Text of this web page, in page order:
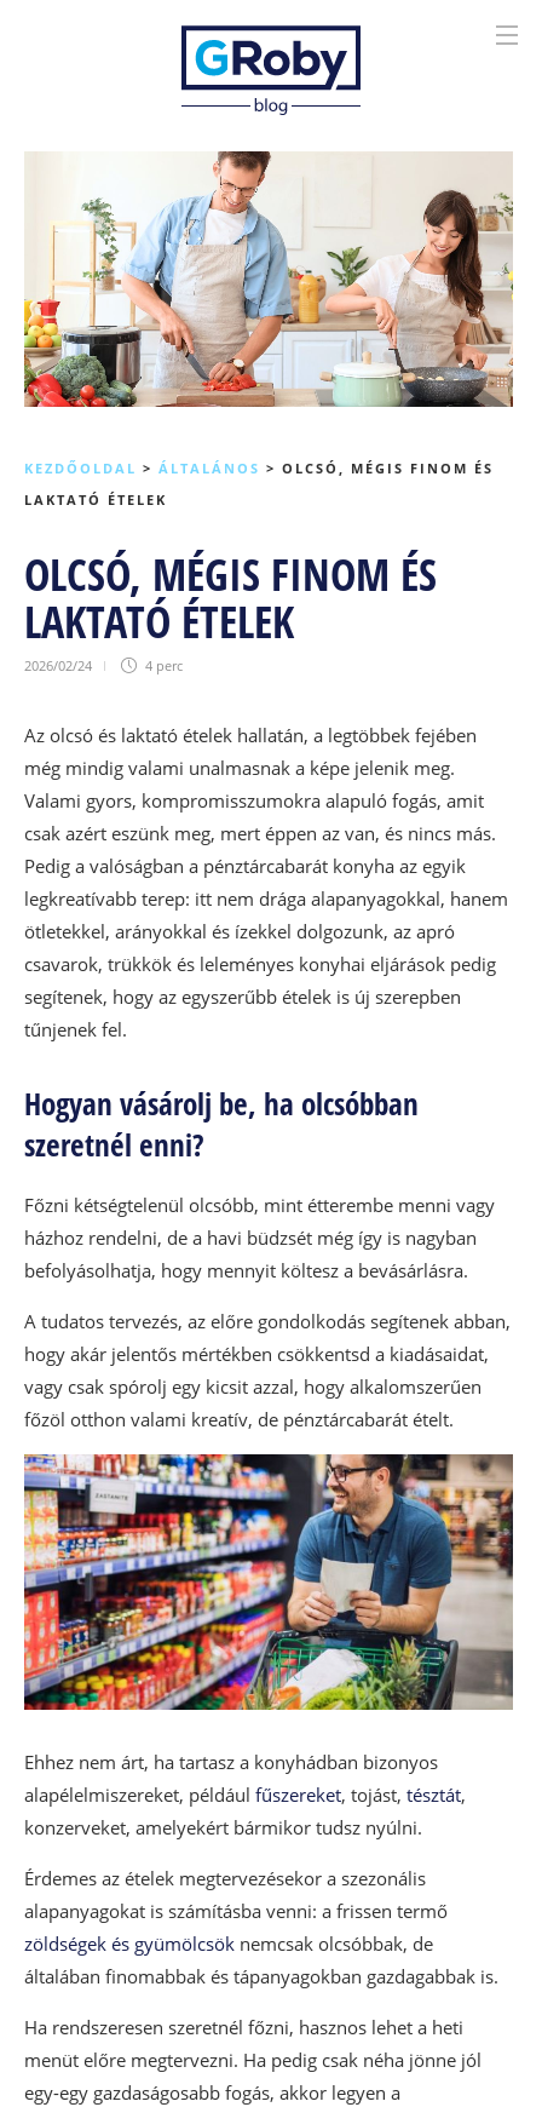
KEZDŐOLDAL > ÁLTALÁNOS > OLCSÓ, MÉGIS FINOM ÉS
LAKTATÓ ÉTELEK
OLCSÓ, MÉGIS FINOM ÉS
LAKTATÓ ÉTELEK
2026/02/24 4 perc
Az olcsó és laktató ételek hallatán, a legtöbbek fejében
még mindig valami unalmasnak a képe jelenik meg.
Valami gyors, kompromisszumokra alapuló fogás, amit
csak azért eszünk meg, mert éppen az van, és nincs más.
Pedig a valóságban a pénztárcabarát konyha az egyik
legkreatívabb terep: itt nem drága alapanyagokkal, hanem
ötletekkel, arányokkal és ízekkel dolgozunk, az apró
csavarok, trükkök és leleményes konyhai eljárások pedig
segítenek, hogy az egyszerűbb ételek is új szerepben
tűnjenek fel.
Hogyan vásárolj be, ha olcsóbban
szeretnél enni?
Főzni kétségtelenül olcsóbb, mint étterembe menni vagy
házhoz rendelni, de a havi büdzsét még így is nagyban
befolyásolhatja, hogy mennyit költesz a bevásárlásra.
A tudatos tervezés, az előre gondolkodás segítenek abban,
hogy akár jelentős mértékben csökkentsd a kiadásaidat,
vagy csak spórolj egy kicsit azzal, hogy alkalomszerűen
főzöl otthon valami kreatív, de pénztárcabarát ételt.
Ehhez nem árt, ha tartasz a konyhádban bizonyos
alapélelmiszereket, például fűszereket, tojást, tésztát,
konzerveket, amelyekért bármikor tudsz nyúlni.
Érdemes az ételek megtervezésekor a szezonális
alapanyagokat is számításba venni: a frissen termő
zöldségek és gyümölcsök nemcsak olcsóbbak, de
általában finomabbak és tápanyagokban gazdagabbak is.
Ha rendszeresen szeretnél főzni, hasznos lehet a heti
menüt előre megtervezni. Ha pedig csak néha jönne jól
egy-egy gazdaságosabb fogás, akkor legyen a